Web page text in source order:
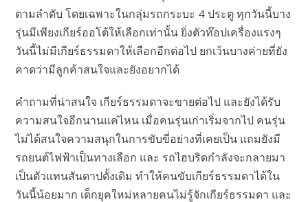
ตามลำดับ โดยเฉพาะในกลุ่มรถกระบะ 4 ประตู ทุกวันนี้บาง
รุ่นมีเพียงเกียร์ออโต้ให้เลือกเท่านั้น ยิ่งตัวท๊อปเครื่องแรงๆ
วันนี้ไม่มีเกียร์ธรรมดาให้เลือกอีกต่อไป ยกเว้นบางค่ายที่ยัง
คาดว่ามีลูกค้าสนใจและยังอยากได้
คำถามที่น่าสนใจ เกียร์ธรรมดาจะขายต่อไป และยังได้รับ
ความสนใจอีกนานแค่ไหน เมื่อคนรุ่นเก่าเริ่มจากไป คนรุ่น
ไม่ได้สนใจความสนุกในการขับขี่อย่างที่เคยเป็น แถมยังมี
รถยนต์ไฟฟ้าเป็นทางเลือก และ รถไฮบริดกำลังจะกลายมา
เป็นตัวแทนสันดาปดั้งเดิม ทำให้คนขับเกียร์ธรรมดาได้ใน
วันนี้น้อยมาก เด็กยุคใหม่หลายคนไม่รู้จักเกียร์ธรรมดา และ